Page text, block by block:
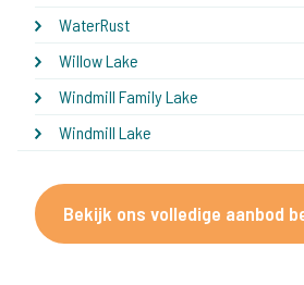
WaterRust
Willow Lake
Windmill Family Lake
Windmill Lake
Bekijk ons volledige aanbod